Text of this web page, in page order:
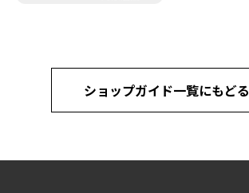
ショップガイド一覧にもどる